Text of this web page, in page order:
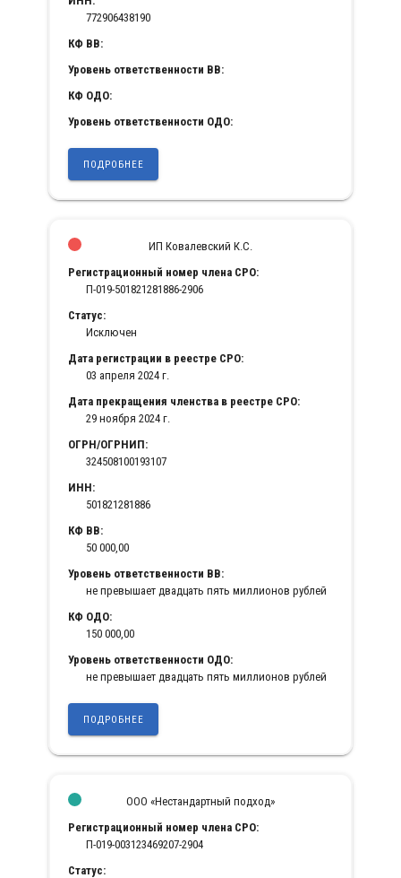
772906438190
КФ ВВ:
Уровень ответственности ВВ:
КФ ОДО:
Уровень ответственности ОДО:
ПОДРОБНЕЕ
ИП Ковалевский К.С.
Регистрационный номер члена СРО:
П-019-501821281886-2906
Статус:
Исключен
Дата регистрации в реестре СРО:
03 апреля 2024 г.
Дата прекращения членства в реестре СРО:
29 ноября 2024 г.
ОГРН/ОГРНИП:
324508100193107
ИНН:
501821281886
КФ ВВ:
50 000,00
Уровень ответственности ВВ:
не превышает двадцать пять миллионов рублей
КФ ОДО:
150 000,00
Уровень ответственности ОДО:
не превышает двадцать пять миллионов рублей
ПОДРОБНЕЕ
ООО «Нестандартный подход»
Регистрационный номер члена СРО:
П-019-003123469207-2904
Статус: